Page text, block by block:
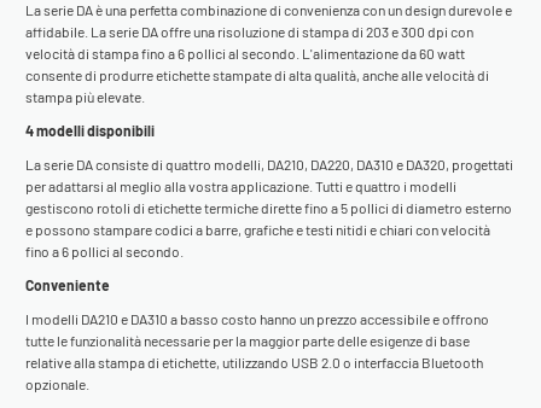
La serie DA è una perfetta combinazione di convenienza con un design durevole e
affidabile. La serie DA offre una risoluzione di stampa di 203 e 300 dpi con
velocità di stampa fino a 6 pollici al secondo. L'alimentazione da 60 watt
consente di produrre etichette stampate di alta qualità, anche alle velocità di
stampa più elevate.
4 modelli disponibili
La serie DA consiste di quattro modelli, DA210, DA220, DA310 e DA320, progettati
per adattarsi al meglio alla vostra applicazione. Tutti e quattro i modelli
gestiscono rotoli di etichette termiche dirette fino a 5 pollici di diametro esterno
e possono stampare codici a barre, grafiche e testi nitidi e chiari con velocità
fino a 6 pollici al secondo.
Conveniente
I modelli DA210 e DA310 a basso costo hanno un prezzo accessibile e offrono
tutte le funzionalità necessarie per la maggior parte delle esigenze di base
relative alla stampa di etichette, utilizzando USB 2.0 o interfaccia Bluetooth
opzionale.